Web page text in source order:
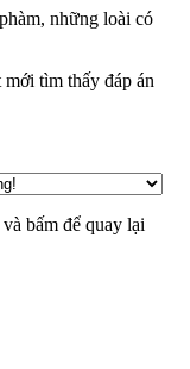
những loài có
tìm thấy đáp án
bấm để quay lại